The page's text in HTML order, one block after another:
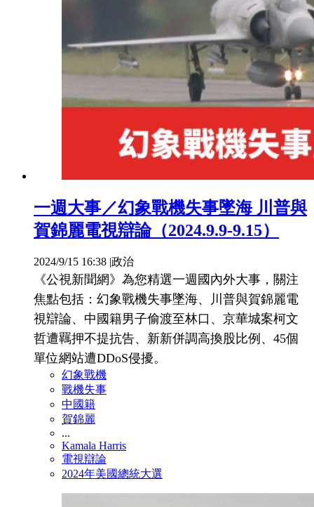
一週大事／幻象戰機失事墜海 川普與
賀錦麗電視辯論（2024.9.9-9.15）
2024/9/15 16:38 政治
《公視新聞網》為您精選一週國內外大事，關注
焦點包括：幻象戰機失事墜海、川普與賀錦麗電
視辯論、中國籍男子偷渡至林口、京華城案柯文
哲遭羈押不提抗告、新新併調高換股比例、45個
單位網站遭DDoS侵擾。
幻象戰機
戰機失事
中國籍
賀錦麗
...
Kamala Harris
電視辯論
2024年美國總統大選